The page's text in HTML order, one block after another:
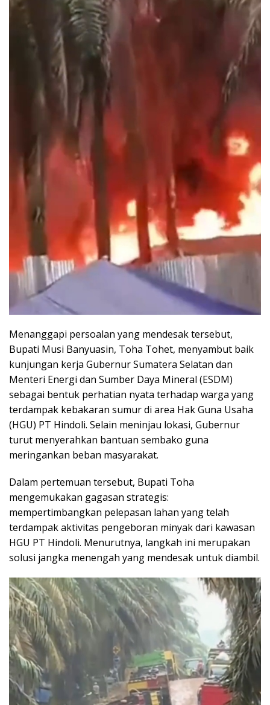
Menanggapi persoalan yang mendesak tersebut,
Bupati Musi Banyuasin, Toha Tohet, menyambut baik
kunjungan kerja Gubernur Sumatera Selatan dan
Menteri Energi dan Sumber Daya Mineral (ESDM)
sebagai bentuk perhatian nyata terhadap warga yang
terdampak kebakaran sumur di area Hak Guna Usaha
(HGU) PT Hindoli. Selain meninjau lokasi, Gubernur
turut menyerahkan bantuan sembako guna
meringankan beban masyarakat.
Dalam pertemuan tersebut, Bupati Toha
mengemukakan gagasan strategis:
mempertimbangkan pelepasan lahan yang telah
terdampak aktivitas pengeboran minyak dari kawasan
HGU PT Hindoli. Menurutnya, langkah ini merupakan
solusi jangka menengah yang mendesak untuk diambil.